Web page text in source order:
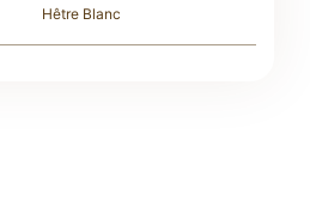
Hêtre Blanc